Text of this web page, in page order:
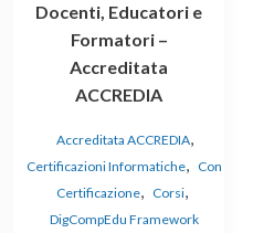
Docenti, Educatori e
Formatori –
Accreditata
ACCREDIA
Accreditata ACCREDIA,
Certificazioni Informatiche, Con
Certificazione, Corsi,
DigCompEdu Framework